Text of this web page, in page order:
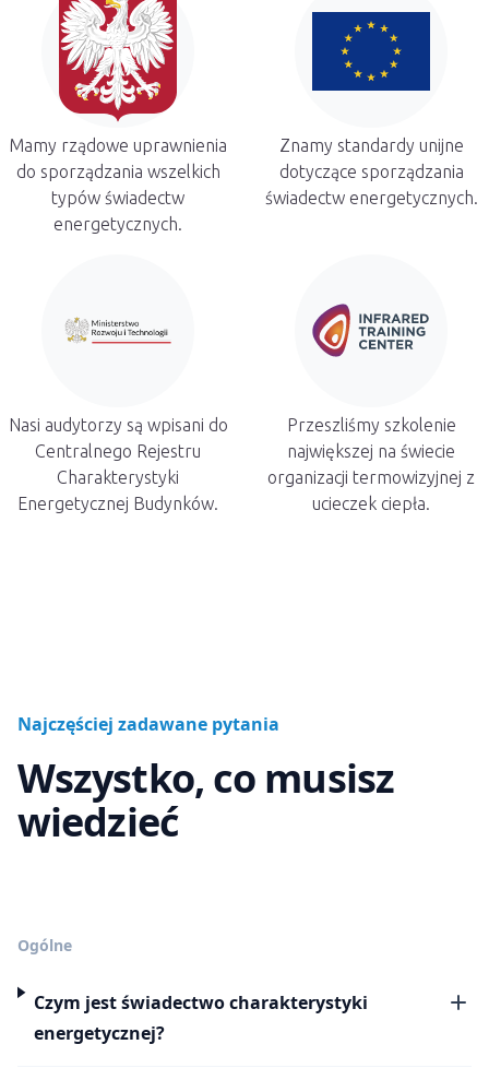
Mamy rządowe uprawnienia
do sporządzania wszelkich
typów świadectw
energetycznych.
Znamy standardy unijne
dotyczące sporządzania
świadectw energetycznych.
Nasi audytorzy są wpisani do
Centralnego Rejestru
Charakterystyki
Energetycznej Budynków.
Przeszliśmy szkolenie
największej na świecie
organizacji termowizyjnej z
ucieczek ciepła.
Najczęściej zadawane pytania
Wszystko, co musisz
wiedzieć
Ogólne
Czym jest świadectwo charakterystyki
energetycznej?